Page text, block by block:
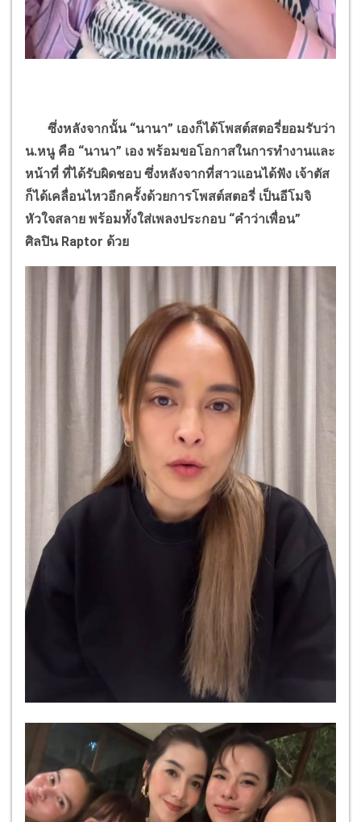
ซึ่งหลังจากนั้น “นานา” เองก็ได้โพสต์สตอรี่ยอมรับว่า
น.หนู คือ “นานา” เอง พร้อมขอโอกาสในการทำงานและ
หน้าที่ ที่ได้รับผิดชอบ ซึ่งหลังจากที่สาวแอนได้ฟัง เจ้าตัส
ก็ได้เคลื่อนไหวอีกครั้งด้วยการโพสต์สตอรี่ เป็นอีโมจิ
หัวใจสลาย พร้อมทั้งใส่เพลงประกอบ “คำว่าเพื่อน”
ศิลปิน Raptor ด้วย